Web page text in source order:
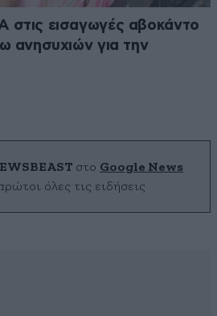
εισαγωγές αβοκάντο
ανησυχιών για την
στο Google News
όλες τις ειδήσεις